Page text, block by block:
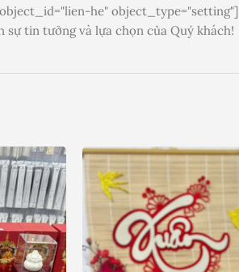
he" object_type="setting"]
sự tin tưởng và lựa chọn của Quý khách!